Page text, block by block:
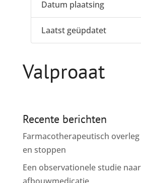
Datum plaatsing
Laatst geüpdatet
Valproaat
Recente berichten
Farmacotherapeutisch
en stoppen
Een observationele studie